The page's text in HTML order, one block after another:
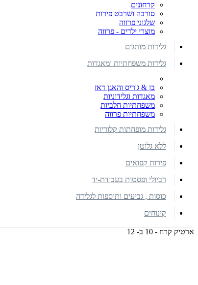
קרחונים
סורבה ושרבט פירות
שלגוני פרווה
מוצרי ילדים - פרווה
גלידות מותגים
גלידות משפחתיות ומאגדות
בן & ג'ריס והאגן דאז
מאגדות וגלידוניות
משפחתיות חלביות
משפחתיות פרווה
גלידות מופחתות קלוריות
ללא גלוטן
פירות קפואים
רביולי ופסטות בעבודת-יד
כוסות , גביעים ותוספות לגלידה
קינוחים
ארטיק קרח - 10 ב- 12